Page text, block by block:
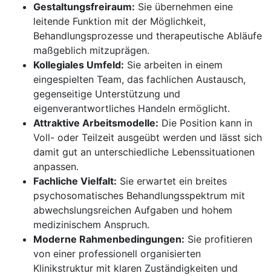
Gestaltungsfreiraum: Sie übernehmen eine
leitende Funktion mit der Möglichkeit,
Behandlungsprozesse und therapeutische Abläufe
maßgeblich mitzuprägen.
Kollegiales Umfeld: Sie arbeiten in einem
eingespielten Team, das fachlichen Austausch,
gegenseitige Unterstützung und
eigenverantwortliches Handeln ermöglicht.
Attraktive Arbeitsmodelle: Die Position kann in
Voll- oder Teilzeit ausgeübt werden und lässt sich
damit gut an unterschiedliche Lebenssituationen
anpassen.
Fachliche Vielfalt: Sie erwartet ein breites
psychosomatisches Behandlungsspektrum mit
abwechslungsreichen Aufgaben und hohem
medizinischem Anspruch.
Moderne Rahmenbedingungen: Sie profitieren
von einer professionell organisierten
Klinikstruktur mit klaren Zuständigkeiten und